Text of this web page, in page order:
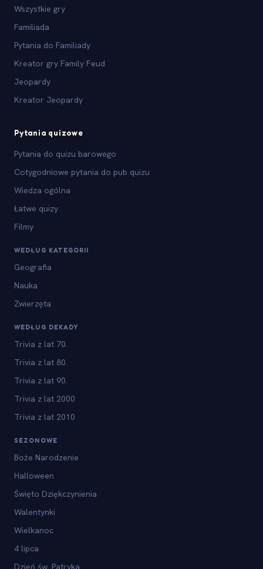
Wszystkie gry
Familiada
Pytania do Familiady
Kreator gry Family Feud
Jeopardy
Kreator Jeopardy
Pytania quizowe
Pytania do quizu barowego
Cotygodniowe pytania do pub quizu
Wiedza ogólna
Łatwe quizy
Filmy
WEDŁUG KATEGORII
Geografia
Nauka
Zwierzęta
WEDŁUG DEKADY
Trivia z lat 70.
Trivia z lat 80.
Trivia z lat 90.
Trivia z lat 2000
Trivia z lat 2010
SEZONOWE
Boże Narodzenie
Halloween
Święto Dziękczynienia
Walentynki
Wielkanoc
4 lipca
Dzień św. Patryka